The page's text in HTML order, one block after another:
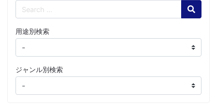
Search
用途別検索
ジャンル別検索